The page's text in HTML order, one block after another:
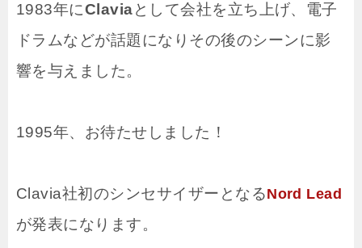
1983年にClaviaとして会社を立ち上げ、電子
ドラムなどが話題になりその後のシーンに影
響を与えました。
1995年、お待たせしました！
Clavia社初のシンセサイザーとなるNord Lead
が発表になります。